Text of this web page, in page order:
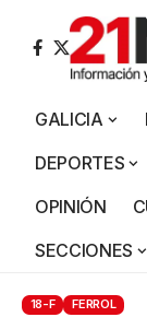
GALICIA
DEPORTES
OPINIÓN
SECCIONES
18-F FERROL